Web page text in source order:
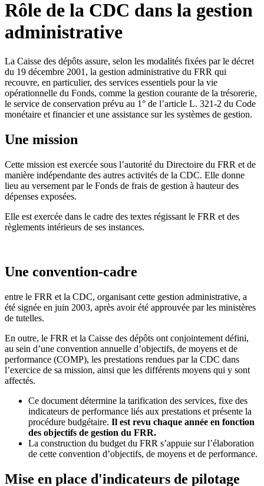
Rôle de la CDC dans la gestion
administrative
La Caisse des dépôts assure, selon les modalités fixées par le décret
du 19 décembre 2001, la gestion administrative du FRR qui
recouvre, en particulier, des services essentiels pour la vie
opérationnelle du Fonds, comme la gestion courante de la trésorerie,
le service de conservation prévu au 1° de l’article L. 321-2 du Code
monétaire et financier et une assistance sur les systèmes de gestion.
Une mission
Cette mission est exercée sous l’autorité du Directoire du FRR et de
manière indépendante des autres activités de la CDC. Elle donne
lieu au versement par le Fonds de frais de gestion à hauteur des
dépenses exposées.
Elle est exercée dans le cadre des textes régissant le FRR et des
règlements intérieurs de ses instances.
Une convention-cadre
entre le FRR et la CDC, organisant cette gestion administrative, a
été signée en juin 2003, après avoir été approuvée par les ministères
de tutelles.
En outre, le FRR et la Caisse des dépôts ont conjointement défini,
au sein d’une convention annuelle d’objectifs, de moyens et de
performance (COMP), les prestations rendues par la CDC dans
l’exercice de sa mission, ainsi que les différents moyens qui y sont
affectés.
Ce document détermine la tarification des services, fixe des
indicateurs de performance liés aux prestations et présente la
procédure budgétaire. Il est revu chaque année en fonction
des objectifs de gestion du FRR.
La construction du budget du FRR s’appuie sur l’élaboration
de cette convention d’objectifs, de moyens et de performance.
Mise en place d'indicateurs de pilotage